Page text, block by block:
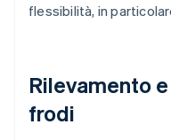
flessibilità, in
Rilevamento
frodi